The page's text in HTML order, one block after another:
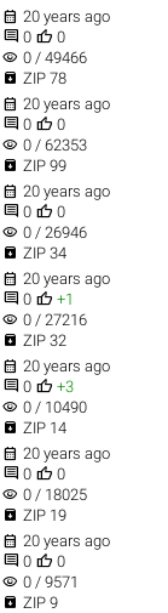
 20 years ago
 0  0
visibility 0 / 49466
 ZIP 78
 20 years ago
 0  0
visibility 0 / 62353
 ZIP 99
 20 years ago
 0  0
visibility 0 / 26946
 ZIP 34
 20 years ago
 0  +1
visibility 0 / 27216
 ZIP 32
 20 years ago
 0  +3
visibility 0 / 10490
 ZIP 14
 20 years ago
 0  0
visibility 0 / 18025
 ZIP 19
 20 years ago
 0  0
visibility 0 / 9571
 ZIP 9